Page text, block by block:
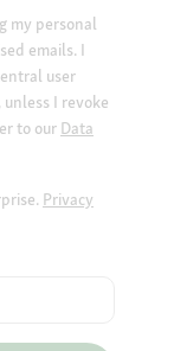
my personal
emails. I
user
I revoke
to our Data
Privacy